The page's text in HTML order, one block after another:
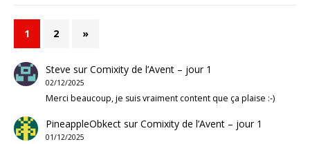
1 2 »
Steve surComixity de l’Avent – jour 1
02/12/2025
Merci beaucoup, je suis vraiment content que ça plaise :-)
PineappleObkectsurComixity de l’Avent – jour 1
01/12/2025